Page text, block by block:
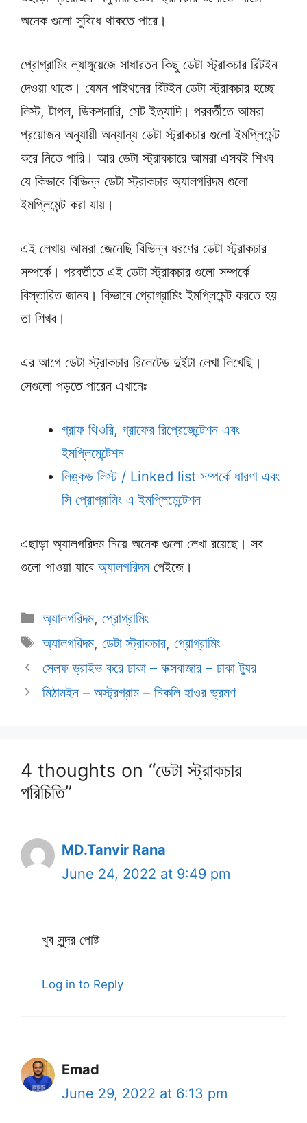
অনেক গুলো সুবিধে থাকতে পারে।
প্রোগ্রামিং ল্যাঙ্গুয়েজে সাধারতন কিছু ডেটা স্ট্রাকচার বিল্টইন
দেওয়া থাকে। যেমন পাইথনের বিটইন ডেটা স্ট্রাকচার হচ্ছে
লিস্ট, টাপল, ডিকশনারি, সেট ইত্যাদি। পরবর্তীতে আমরা
প্রয়োজন অনুযায়ী অন্যান্য ডেটা স্ট্রাকচার গুলো ইমপ্লিমেন্ট
করে নিতে পারি। আর ডেটা স্ট্রাকচারে আমরা এসবই শিখব
যে কিভাবে বিভিন্ন ডেটা স্ট্রাকচার অ্যালগরিদম গুলো
ইমপ্লিমেন্ট করা যায়।
এই লেখায় আমরা জেনেছি বিভিন্ন ধরণের ডেটা স্ট্রাকচার
সম্পর্কে। পরবর্তীতে এই ডেটা স্ট্রাকচার গুলো সম্পর্কে
বিস্তারিত জানব। কিভাবে প্রোগ্রামিং ইমপ্লিমেন্ট করতে হয়
তা শিখব।
এর আগে ডেটা স্ট্রাকচার রিলেটেড দুইটা লেখা লিখেছি।
সেগুলো পড়তে পারেন এখানেঃ
গ্রাফ থিওরি, গ্রাফের রিপ্রেজেন্টেশন এবং
ইমপ্লিমেন্টেশন
লিঙ্কড লিস্ট / Linked list সম্পর্কে ধারণা এবং
সি প্রোগ্রামিং এ ইমপ্লিমেন্টেশন
এছাড়া অ্যালগরিদম নিয়ে অনেক গুলো লেখা রয়েছে। সব
গুলো পাওয়া যাবে অ্যালগরিদমপেইজে।
Categories
অ্যালগরিদম, প্রোগ্রামিং
Tags
অ্যালগরিদম, ডেটা স্ট্রাকচার, প্রোগ্রামিং
সেলফ ড্রাইভ করে ঢাকা – কক্সবাজার – ঢাকা ট্যুর
মিঠামইন – অস্ট্রগ্রাম – নিকলি হাওর ভ্রমণ
4 thoughts on “ডেটা স্ট্রাকচার
পরিচিতি”
MD.Tanvir Rana
June 24, 2022 at 9:49 pm
খুব সুন্দর পোষ্ট
Log in to Reply
Emad
June 29, 2022 at 6:13 pm